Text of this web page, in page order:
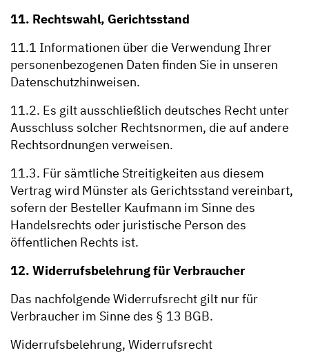
11. Rechtswahl, Gerichtsstand
11.1 Informationen über die Verwendung Ihrer
personenbezogenen Daten finden Sie in unseren
Datenschutzhinweisen.
11.2. Es gilt ausschließlich deutsches Recht unter
Ausschluss solcher Rechtsnormen, die auf andere
Rechtsordnungen verweisen.
11.3. Für sämtliche Streitigkeiten aus diesem
Vertrag wird Münster als Gerichtsstand vereinbart,
sofern der Besteller Kaufmann im Sinne des
Handelsrechts oder juristische Person des
öffentlichen Rechts ist.
12. Widerrufsbelehrung für Verbraucher
Das nachfolgende Widerrufsrecht gilt nur für
Verbraucher im Sinne des § 13 BGB.
Widerrufsbelehrung, Widerrufsrecht